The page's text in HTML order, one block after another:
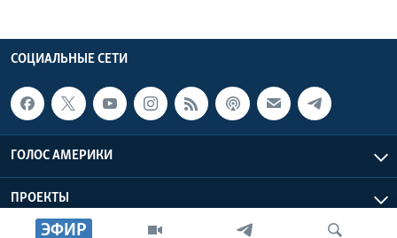
ЭФИР
СОЦИАЛЬНЫЕ СЕТИ
ГОЛОС АМЕРИКИ
ПРОЕКТЫ